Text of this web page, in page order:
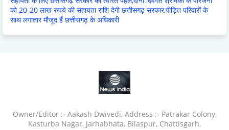
को 20-20 लाख रुपये की सहायता राशि देगी छत्तीसगढ़ सरकार,पीड़ित परिवारों के
साथ लगातार मौजूद हैं छत्तीसगढ़ के अधिकारी
Owner/Editor :- Aakash Dwivedi, Address :- Patrakar Colony,
Kasturba Nagar, Jarhabhata, Bilaspur, Chattisgarh,